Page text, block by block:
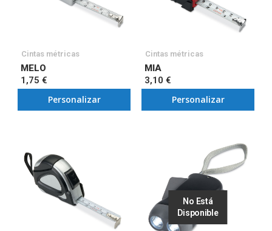
Cintas métricas
MELO
1,75 €
Personalizar
Cintas métricas
MIA
3,10 €
Personalizar
No Está
Disponible